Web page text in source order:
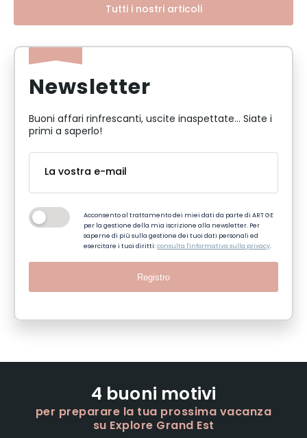
Tutti i nostri articoli
Newsletter
Buoni affari rinfrescanti, uscite inaspettate... Siate i
primi a saperlo!
Acconsento al trattamento dei miei dati da parte di ART GE
per la gestione della mia iscrizione alla newsletter. Per
saperne di più sulla gestione dei tuoi dati personali ed
esercitare i tuoi diritti:consulta l'informativa sulla privacy.
Registro
4 buoni motivi
per preparare la tua prossima vacanza
su Explore Grand Est